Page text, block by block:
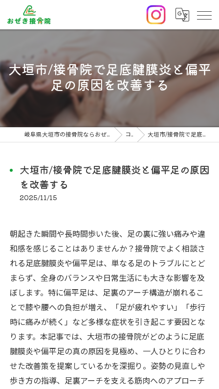
大垣市/接骨院で足底腱膜炎と偏平
足の原因を改善する
岐阜県大垣市の接骨院ならおぜき接骨院/整体院｜腰痛/交通事故治療/肩こり コラム 大垣市/接骨院で足底腱膜炎と偏平足の原因を改善する
大垣市/接骨院で足底腱膜炎と偏平足の原因
を改善する
2025/11/15
朝起きた瞬間や長時間歩いた後、足の裏に強い痛みや違
和感を感じることはありませんか？接骨院でよく相談さ
れる足底腱膜炎や偏平足は、単なる足のトラブルにとど
まらず、全身のバランスや日常生活にも大きな影響を及
ぼします。特に偏平足は、足裏のアーチ構造が崩れるこ
とで膝や腰への負担が増え、「足が疲れやすい」「歩行
時に痛みが続く」など多様な症状を引き起こす要因とな
ります。本記事では、大垣市の接骨院がどのように足底
腱膜炎や偏平足の真の原因を見極め、一人ひとりに合わ
せた改善策を提案しているかを深掘り。姿勢の見直しや
歩き方の指導、足裏アーチを支える筋肉へのアプローチ